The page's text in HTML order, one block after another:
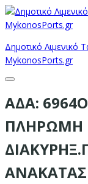
Δημοτικό Λιμενικό
MykonosPorts.gr
ΑΔΑ:
ΠΛΗΡΩΜΗ